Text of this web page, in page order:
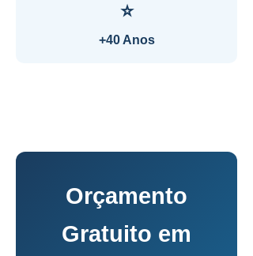
⭐
+40 Anos
Orçamento
Gratuito em